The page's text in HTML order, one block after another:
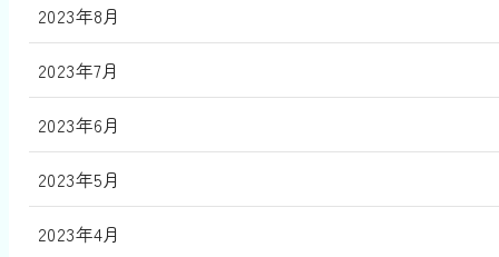
2023年8月
2023年7月
2023年6月
2023年5月
2023年4月